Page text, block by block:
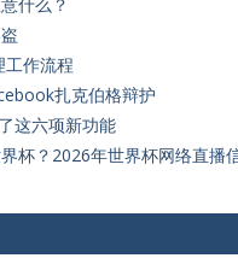
作流程
扎克伯格辩护
这六项新功能
杯？2026年世界杯网络直播